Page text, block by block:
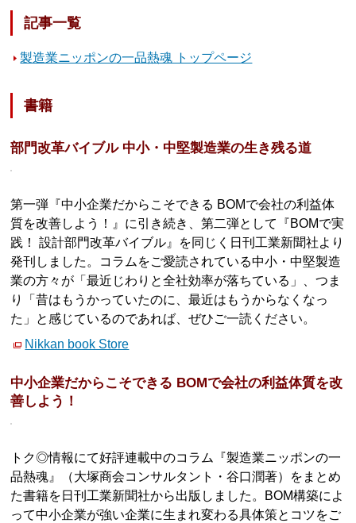
記事一覧
製造業ニッポンの一品熱魂 トップページ
書籍
部門改革バイブル 中小・中堅製造業の生き残る道
第一弾『中小企業だからこそできる BOMで会社の利益体
質を改善しよう！』に引き続き、第二弾として『BOMで実
践！ 設計部門改革バイブル』を同じく日刊工業新聞社より
発刊しました。コラムをご愛読されている中小・中堅製造
業の方々が「最近じわりと全社効率が落ちている」、つま
り「昔はもうかっていたのに、最近はもうからなくなっ
た」と感じているのであれば、ぜひご一読ください。
Nikkan book Store
中小企業だからこそできる BOMで会社の利益体質を改
善しよう！
トク◎情報にて好評連載中のコラム『製造業ニッポンの一
品熱魂』（大塚商会コンサルタント・谷口潤著）をまとめ
た書籍を日刊工業新聞社から出版しました。BOM構築によ
って中小企業が強い企業に生まれ変わる具体策とコツをご